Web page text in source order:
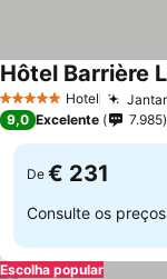
5 Estrelas Hotel
Hôtel Barrière
9,0 Excelente 7.985
De € 231
Consulte os
Escolha popular